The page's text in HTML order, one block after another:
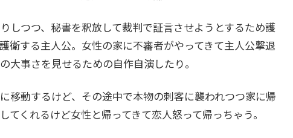
しつつ、秘書を釈放して裁判で証言させようとするため護
衛する主人公。女性の家に不審者がやってきて主人公撃退
大事さを見せるための自作自演したり。
移動するけど、その途中で本物の刺客に襲われつつ家に帰
くれるけど女性と帰ってきて恋人怒って帰っちゃう。